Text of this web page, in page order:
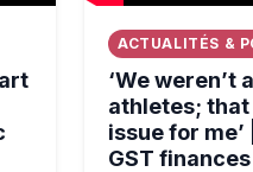
ACTUALITÉS &
‘We weren’t
athletes; that
issue for
GST finances